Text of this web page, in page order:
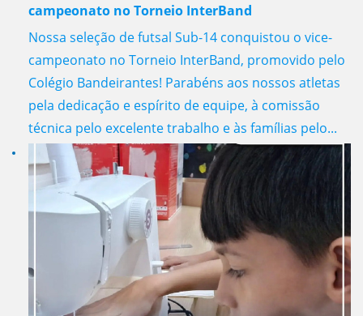
campeonato no Torneio InterBand
Nossa seleção de futsal Sub-14 conquistou o vice-
campeonato no Torneio InterBand, promovido pelo
Colégio Bandeirantes! Parabéns aos nossos atletas
pela dedicação e espírito de equipe, à comissão
técnica pelo excelente trabalho e às famílias pelo...